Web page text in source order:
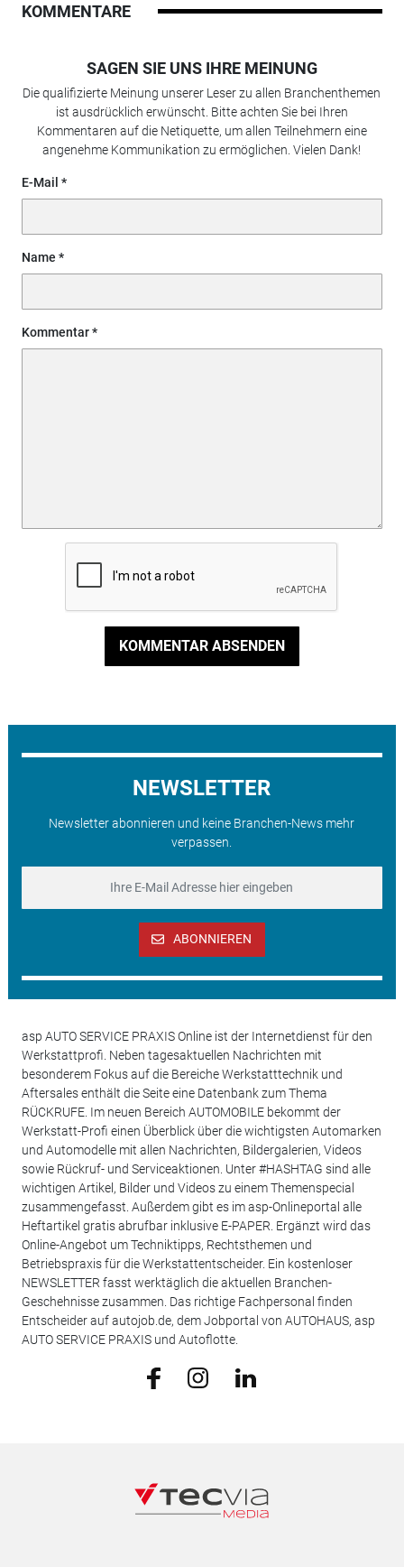
KOMMENTARE
SAGEN SIE UNS IHRE MEINUNG
Die qualifizierte Meinung unserer Leser zu allen Branchenthemen
ist ausdrücklich erwünscht. Bitte achten Sie bei Ihren
Kommentaren auf die Netiquette, um allen Teilnehmern eine
angenehme Kommunikation zu ermöglichen. Vielen Dank!
E-Mail
Name
Kommentar
KOMMENTAR ABSENDEN
NEWSLETTER
Newsletter abonnieren und keine Branchen-News mehr
verpassen.
ABONNIEREN
asp AUTO SERVICE PRAXIS Online ist der Internetdienst für den
Werkstattprofi. Neben tagesaktuellen Nachrichten mit
besonderem Fokus auf die Bereiche Werkstatttechnik und
Aftersales enthält die Seite eine Datenbank zum Thema
RÜCKRUFE. Im neuen Bereich AUTOMOBILE bekommt der
Werkstatt-Profi einen Überblick über die wichtigsten Automarken
und Automodelle mit allen Nachrichten, Bildergalerien, Videos
sowie Rückruf- und Serviceaktionen. Unter #HASHTAG sind alle
wichtigen Artikel, Bilder und Videos zu einem Themenspecial
zusammengefasst. Außerdem gibt es im asp-Onlineportal alle
Heftartikel gratis abrufbar inklusive E-PAPER. Ergänzt wird das
Online-Angebot um Techniktipps, Rechtsthemen und
Betriebspraxis für die Werkstattentscheider. Ein kostenloser
NEWSLETTER fasst werktäglich die aktuellen Branchen-
Geschehnisse zusammen. Das richtige Fachpersonal finden
Entscheider auf autojob.de, dem Jobportal von AUTOHAUS, asp
AUTO SERVICE PRAXIS und Autoflotte.